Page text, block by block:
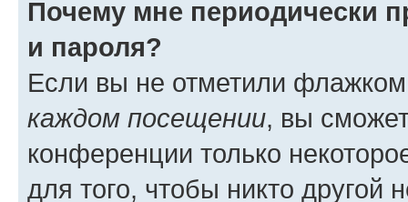
Почему мне периодически
и пароля?
Если вы не отметили
каждом посещении, вы
конференции только
для того, чтобы никто другой